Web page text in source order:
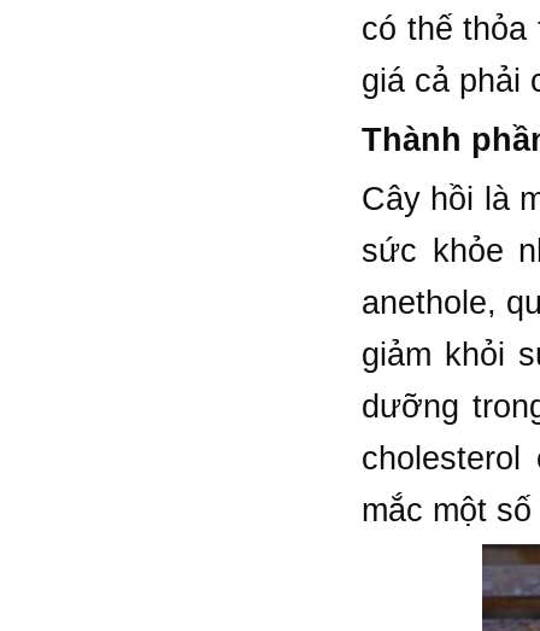
có thế
giá cả phải
Thành
Cây hồi là
sức khỏe
anethole,
giảm khỏi
dưỡng
mắc một